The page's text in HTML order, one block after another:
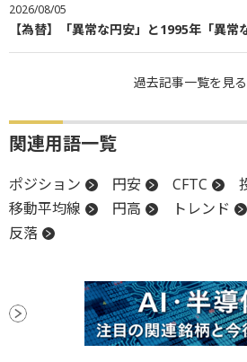
2026/08/05
【為替】「異常な円安」と1995年「異常
過去記事一覧を見る
関連用語一覧
ポジション 円安 CFTC
移動平均線
円高 トレンド
反落